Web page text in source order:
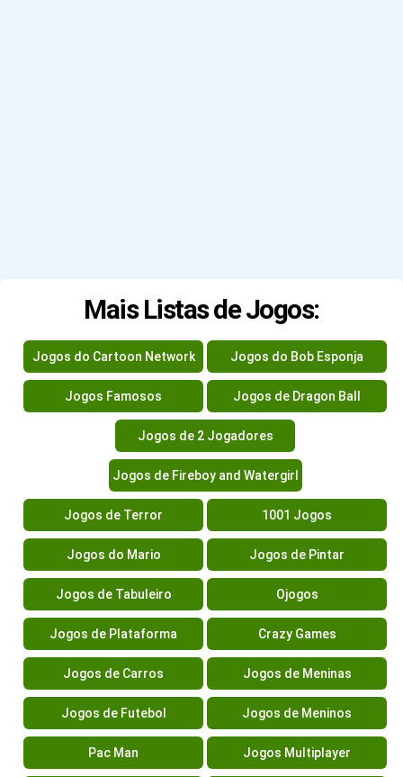
Mais Listas de Jogos:
Jogos do Cartoon Network Jogos do Bob Esponja
Jogos Famosos Jogos de Dragon Ball
Jogos de 2 Jogadores
Jogos de Fireboy and Watergirl
Jogos de Terror 1001 Jogos
Jogos do Mario Jogos de Pintar
Jogos de Tabuleiro Ojogos
Jogos de Plataforma Crazy Games
Jogos de Carros Jogos de Meninas
Jogos de Futebol Jogos de Meninos
Pac Man Jogos Multiplayer